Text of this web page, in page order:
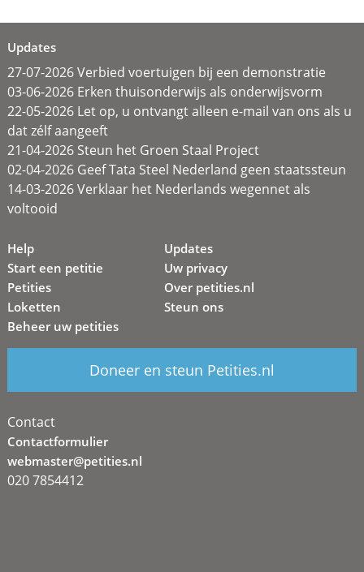
Updates
27-07-2026 Verbied voertuigen bij een demonstratie
03-06-2026 Erken thuisonderwijs als onderwijsvorm
22-05-2026 Let op, u ontvangt alleen e-mail van ons als u
dat zélf aangeeft
21-04-2026 Steun het Groen Staal Project
02-04-2026 Geef Tata Steel Nederland geen staatssteun
14-03-2026 Verklaar het Nederlands wegennet als
voltooid
Help
Start een petitie
Petities
Loketten
Beheer uw petities
Updates
Uw privacy
Over petities.nl
Steun ons
Doneer en steun Petities.nl
Contact
Contactformulier
webmaster@petities.nl
020 7854412